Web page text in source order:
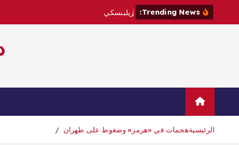
ز يلينسكي
الرئيسيةهجمات في «هرمز» وضغوط على طهران